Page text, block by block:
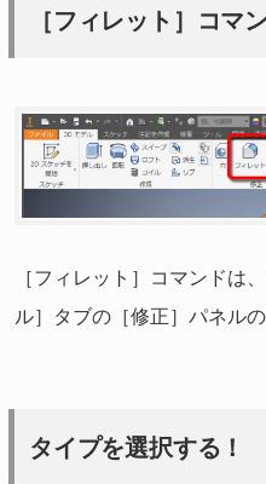
［フィレット］コマ
［フィレット］コマンドは
ル］タブの［修正］パネル
タイプを選択する！